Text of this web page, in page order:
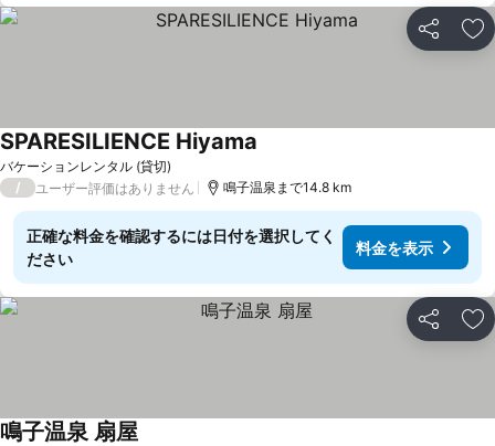
シェア お
バケーションレンタル (貸切)
SPARESILIENCE Hiyama
/ ユーザー評価はありません 鳴子温泉まで14.8 km
正確な料金を確認するには日付を選択してく
ださい
料金を表示
シェア お
鳴子温泉 扇屋